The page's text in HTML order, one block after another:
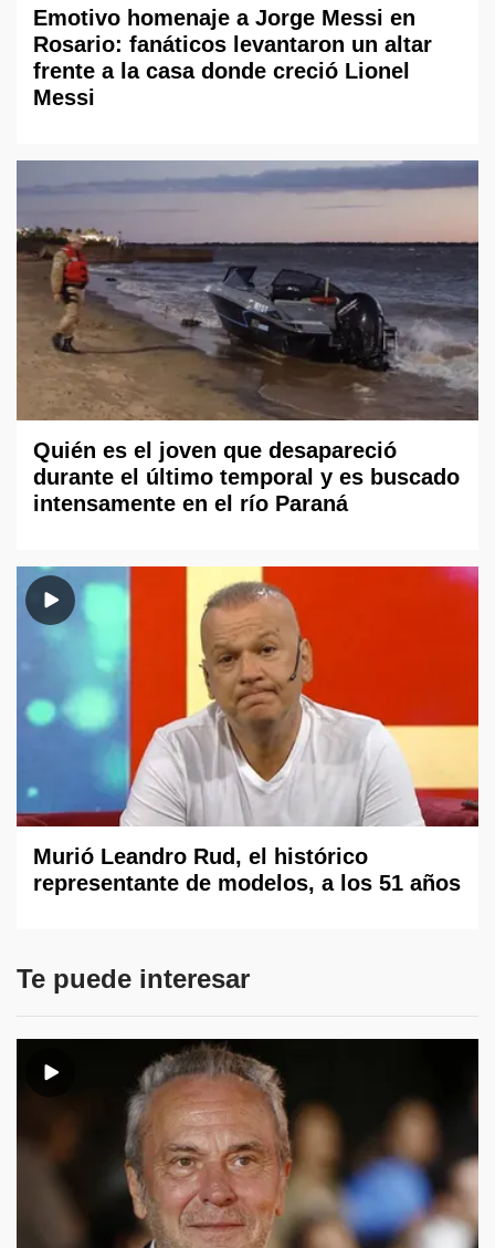
Emotivo homenaje a Jorge Messi en
Rosario: fanáticos levantaron un altar
frente a la casa donde creció Lionel
Messi
Quién es el joven que desapareció
durante el último temporal y es buscado
intensamente en el río Paraná
Murió Leandro Rud, el histórico
representante de modelos, a los 51 años
Te puede interesar